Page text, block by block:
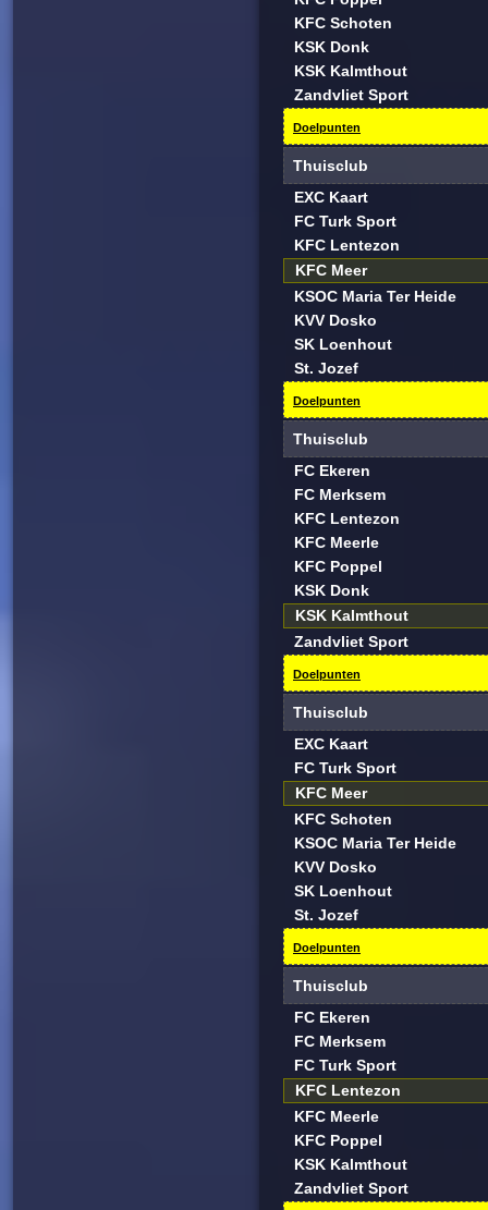
KFC Schoten
KSK Donk
KSK Kalmthout
Zandvliet Sport
Doelpunten
Thuisclub
EXC Kaart
FC Turk Sport
KFC Lentezon
KFC Meer
KSOC Maria Ter Heide
KVV Dosko
SK Loenhout
St. Jozef
Doelpunten
Thuisclub
FC Ekeren
FC Merksem
KFC Lentezon
KFC Meerle
KFC Poppel
KSK Donk
KSK Kalmthout
Zandvliet Sport
Doelpunten
Thuisclub
EXC Kaart
FC Turk Sport
KFC Meer
KFC Schoten
KSOC Maria Ter Heide
KVV Dosko
SK Loenhout
St. Jozef
Doelpunten
Thuisclub
FC Ekeren
FC Merksem
FC Turk Sport
KFC Lentezon
KFC Meerle
KFC Poppel
KSK Kalmthout
Zandvliet Sport